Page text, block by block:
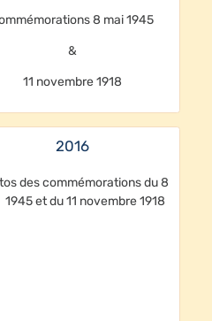
8 mai 1945
&
11 novembre 1918
2016
des commémorations du 8
1945 et du 11 novembre 1918